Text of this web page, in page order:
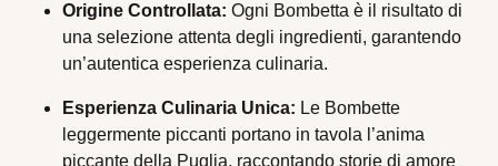
Origine Controllata: Ogni Bombetta è il risultato di
una selezione attenta degli ingredienti, garantendo
un’autentica esperienza culinaria.
Esperienza Culinaria Unica: Le Bombette
leggermente piccanti portano in tavola l’anima
piccante della Puglia, raccontando storie di amore